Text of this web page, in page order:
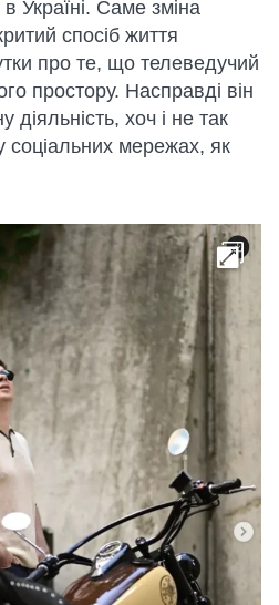
Україні. Саме зміна
спосіб життя
про те, що телеведучий
простору. Насправді він
хоч і не так
соціальних мережах, як